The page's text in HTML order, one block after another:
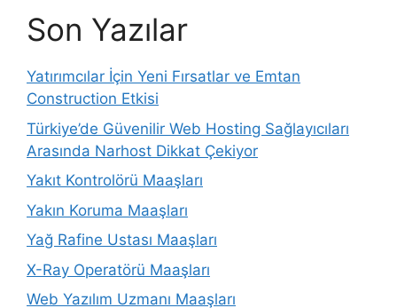
Son Yazılar
Yatırımcılar İçin Yeni Fırsatlar ve Emtan
Construction Etkisi
Türkiye’de Güvenilir Web Hosting Sağlayıcıları
Arasında Narhost Dikkat Çekiyor
Yakıt Kontrolörü Maaşları
Yakın Koruma Maaşları
Yağ Rafine Ustası Maaşları
X-Ray Operatörü Maaşları
Web Yazılım Uzmanı Maaşları